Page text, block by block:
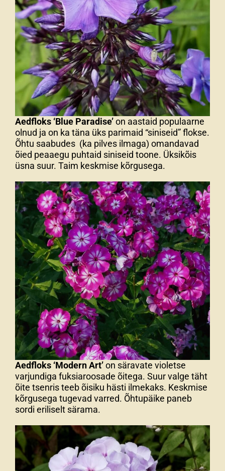
Aedfloks ‘Blue Paradise’on aastaid populaarne
olnud ja on ka täna üks parimaid “siniseid” flokse.
Õhtu saabudes (ka pilves ilmaga) omandavad
õied peaaegu puhtaid siniseid toone. Üksikõis
üsna suur. Taim keskmise kõrgusega.
Aedfloks ‘Modern Art’on säravate violetse
varjundiga fuksiaroosade õitega. Suur valge täht
õite tsenris teeb õisiku hästi ilmekaks. Keskmise
kõrgusega tugevad varred. Õhtupäike paneb
sordi eriliselt särama.